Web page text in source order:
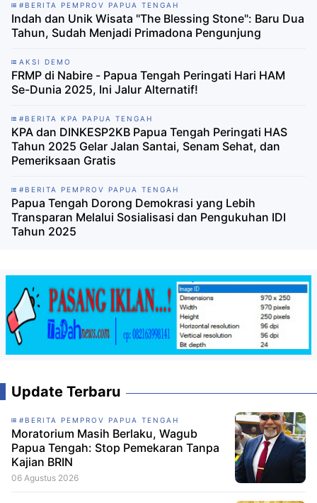
#BERITA PEMPROV PAPUA TENGAH
Indah dan Unik Wisata "The Blessing Stone": Baru Dua
Tahun, Sudah Menjadi Primadona Pengunjung
AKSI DEMO
‎FRMP di Nabire - Papua Tengah Peringati Hari HAM
Se-Dunia 2025, Ini Jalur Alternatif!
#BERITA KPA PAPUA TENGAH
KPA dan DINKESP2KB Papua Tengah Peringati HAS
Tahun 2025 Gelar Jalan Santai, Senam Sehat, dan
Pemeriksaan Gratis
#BERITA PEMPROV PAPUA TENGAH
Papua Tengah Dorong Demokrasi yang Lebih
Transparan Melalui Sosialisasi dan Pengukuhan IDI
Tahun 2025
Update Terbaru
#BERITA PEMPROV PAPUA TENGAH
Moratorium Masih Berlaku, Wagub
Papua Tengah: Stop Pemekaran Tanpa
Kajian BRIN
06 Agustus 2026